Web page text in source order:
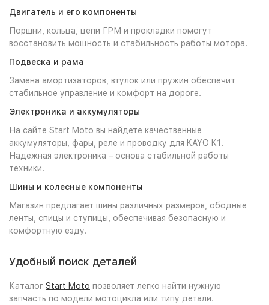
Двигатель и его компоненты
Поршни, кольца, цепи ГРМ и прокладки помогут
восстановить мощность и стабильность работы мотора.
Подвеска и рама
Замена амортизаторов, втулок или пружин обеспечит
стабильное управление и комфорт на дороге.
Электроника и аккумуляторы
На сайте Start Moto вы найдете качественные
аккумуляторы, фары, реле и проводку для KAYO K1.
Надежная электроника – основа стабильной работы
техники.
Шины и колесные компоненты
Магазин предлагает шины различных размеров, ободные
ленты, спицы и ступицы, обеспечивая безопасную и
комфортную езду.
Удобный поиск деталей
Каталог Start Moto позволяет легко найти нужную
запчасть по модели мотоцикла или типу детали.